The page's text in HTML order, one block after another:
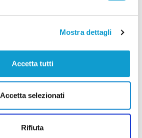
Mostra dettagli
Accetta tutti
Accetta selezionati
Rifiuta